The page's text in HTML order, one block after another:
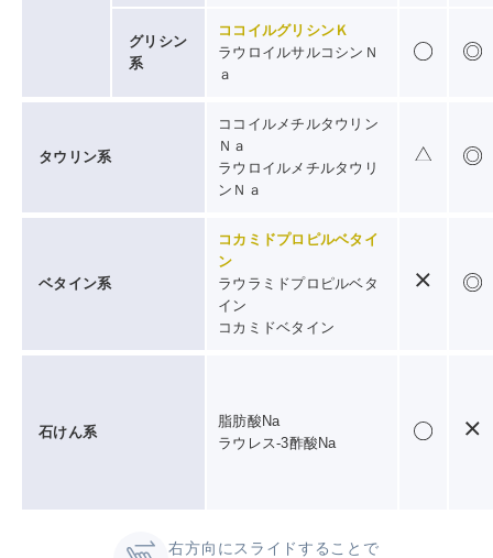
グリシン
系
ココイルグリシンＫ
ラウロイルサルコシンＮ
ａ
タウリン系
ココイルメチルタウリン
Ｎａ
ラウロイルメチルタウリ
ンＮａ
ベタイン系
コカミドプロピルベタイ
ン
ラウラミドプロピルベタ
イン
コカミドベタイン
石けん系
脂肪酸Na
ラウレス-3酢酸Na
右方向にスライドすることで